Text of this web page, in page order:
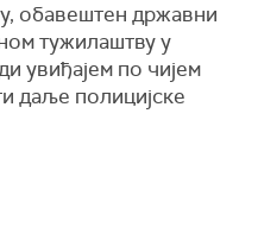
обавештен државни
тужилаштву у
увиђајем по чијем
даље полицијске